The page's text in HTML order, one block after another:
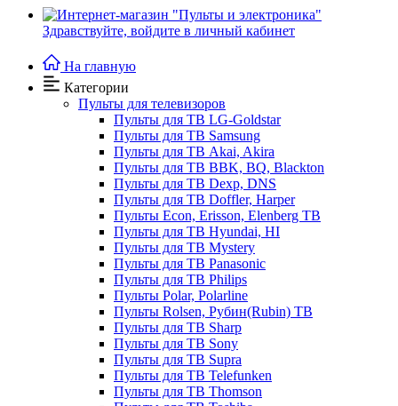
Здравствуйте, войдите в личный кабинет
На главную
Категории
Пульты для телевизоров
Пульты для ТВ LG-Goldstar
Пульты для ТВ Samsung
Пульты для ТВ Akai, Akira
Пульты для ТВ BBK, BQ, Blackton
Пульты для ТВ Dexp, DNS
Пульты для ТВ Doffler, Harper
Пульты Econ, Erisson, Elenberg ТВ
Пульты для ТВ Hyundai, HI
Пульты для ТВ Mystery
Пульты для ТВ Panasonic
Пульты для ТВ Philips
Пульты Polar, Polarline
Пульты Rolsen, Рубин(Rubin) ТВ
Пульты для ТВ Sharp
Пульты для ТВ Sony
Пульты для ТВ Supra
Пульты для ТВ Telefunken
Пульты для ТВ Thomson